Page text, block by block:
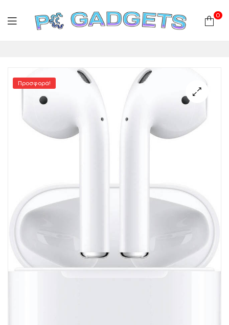
Gadgets
Plus
Hardware
Αναλώσιμα
0
Προσφορά!